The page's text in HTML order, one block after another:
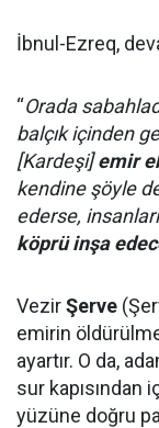
İbnul-Ezreq,
“Orada
balçık içinden
[Kardeşi]emir
kendine şöyle
ederse,
köprü inşa
VezirŞerve
emirin
ayartır. O da,
sur kapısından
yüzüne doğru